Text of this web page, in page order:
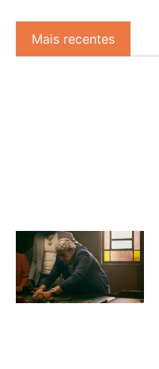
Mais recentes